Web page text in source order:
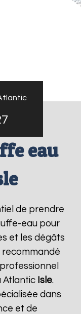
eau
de prendre
eau pour
et les dégâts
recommandé
Atlantic Isle.
dans
et de